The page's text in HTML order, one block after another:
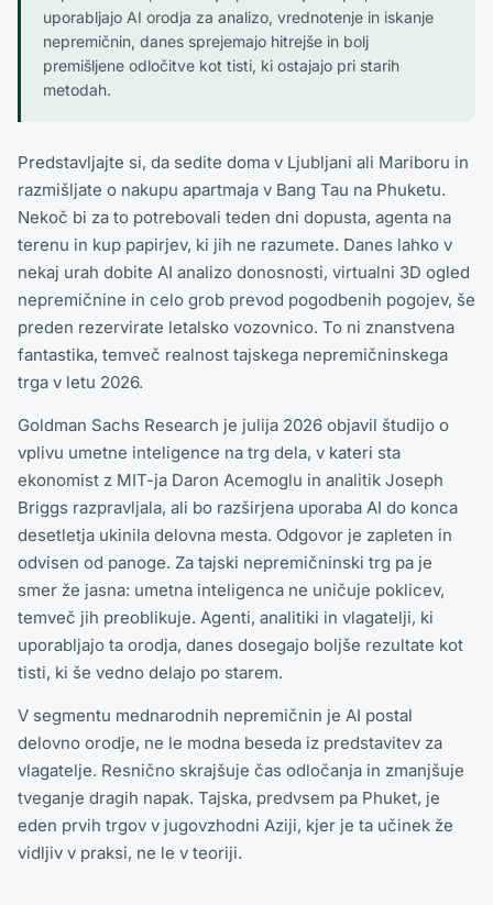
uporabljajo AI orodja za analizo, vrednotenje in iskanje
nepremičnin, danes sprejemajo hitrejše in bolj
premišljene odločitve kot tisti, ki ostajajo pri starih
metodah.
Predstavljajte si, da sedite doma v Ljubljani ali Mariboru in
razmišljate o nakupu apartmaja v Bang Tau na Phuketu.
Nekoč bi za to potrebovali teden dni dopusta, agenta na
terenu in kup papirjev, ki jih ne razumete. Danes lahko v
nekaj urah dobite AI analizo donosnosti, virtualni 3D ogled
nepremičnine in celo grob prevod pogodbenih pogojev, še
preden rezervirate letalsko vozovnico. To ni znanstvena
fantastika, temveč realnost tajskega nepremičninskega
trga v letu 2026.
Goldman Sachs Research je julija 2026 objavil študijo o
vplivu umetne inteligence na trg dela, v kateri sta
ekonomist z MIT-ja Daron Acemoglu in analitik Joseph
Briggs razpravljala, ali bo razširjena uporaba AI do konca
desetletja ukinila delovna mesta. Odgovor je zapleten in
odvisen od panoge. Za tajski nepremičninski trg pa je
smer že jasna: umetna inteligenca ne uničuje poklicev,
temveč jih preoblikuje. Agenti, analitiki in vlagatelji, ki
uporabljajo ta orodja, danes dosegajo boljše rezultate kot
tisti, ki še vedno delajo po starem.
V segmentu mednarodnih nepremičnin je AI postal
delovno orodje, ne le modna beseda iz predstavitev za
vlagatelje. Resnično skrajšuje čas odločanja in zmanjšuje
tveganje dragih napak. Tajska, predvsem pa Phuket, je
eden prvih trgov v jugovzhodni Aziji, kjer je ta učinek že
vidljiv v praksi, ne le v teoriji.